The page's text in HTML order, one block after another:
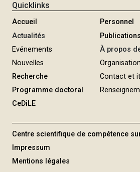
Quicklinks
Accueil
Actualités
Evénements
Nouvelles
Recherche
Programme doctoral
CeDiLE
Personnel
Publications
À propos
Organisation
Contact et
Centre scientifique de compétence
Impressum
Mentions légales